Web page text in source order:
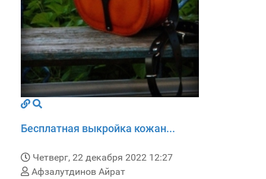
Бесплатная выкройка кожан...
Четверг, 22 декабря 2022 12:27
Афзалутдинов Айрат